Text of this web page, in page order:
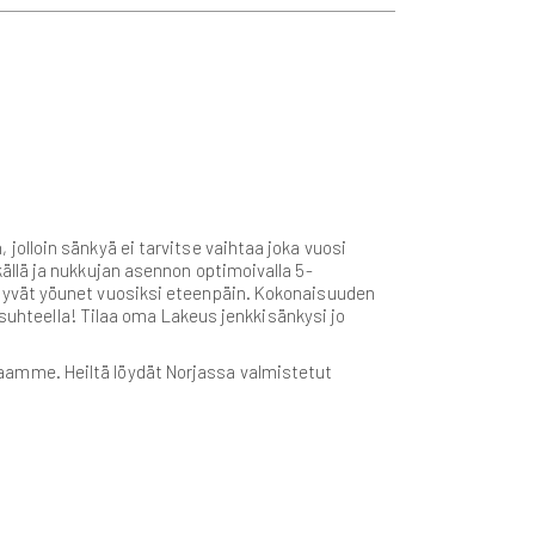
sänkyä ei tarvitse vaihtaa joka vuosi
ja nukkujan asennon optimoivalla 5-
yöunet vuosiksi eteenpäin. Kokonaisuuden
Tilaa oma Lakeus jenkkisänkysi jo
Heiltä löydät Norjassa valmistetut